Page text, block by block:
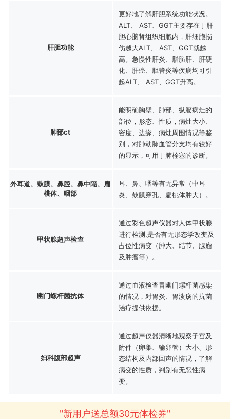
肝胆功能
更好地了解肝胆系统功能状况。
ALT、 AST、GGT主要存在于肝
胆心脑肾组织细胞内，肝细胞损
伤越大ALT、 AST、GGT就越
高。急慢性肝炎、脂肪肝、肝硬
化、肝癌、胆管炎等疾病均可引
起ALT、 AST、GGT升高。
肺部ct
能明确胸壁、肺部、纵膈病灶的
部位，形态、性质，病灶大小、
密度、边缘、病灶周围情况等鉴
别，对肺动脉血管分支均有较好
的显示，可用于肺栓塞的诊断。
外耳道、鼓膜、鼻腔、鼻中隔、扁
桃体、咽部
耳、鼻、咽等有无异常（中耳
炎、鼓膜穿孔、扁桃体肿大）。
甲状腺超声检查
通过彩色超声仪器对人体甲状腺
进行检测,是否有无形态学改变及
占位性病变（肿大、结节、腺瘤
及肿瘤等）。
幽门螺杆菌抗体
通过血液检查胃幽门螺杆菌感染
的情况，对胃炎、胃溃疡的抗菌
治疗提供依据。
妇科腹部超声
通过超声仪器清晰地观察子宫及
附件（卵巢、输卵管）大小、形
态结构及内部回声的情况，了解
病变的性质，判别有无恶性病
变。
"新用户送总额30元体检券"